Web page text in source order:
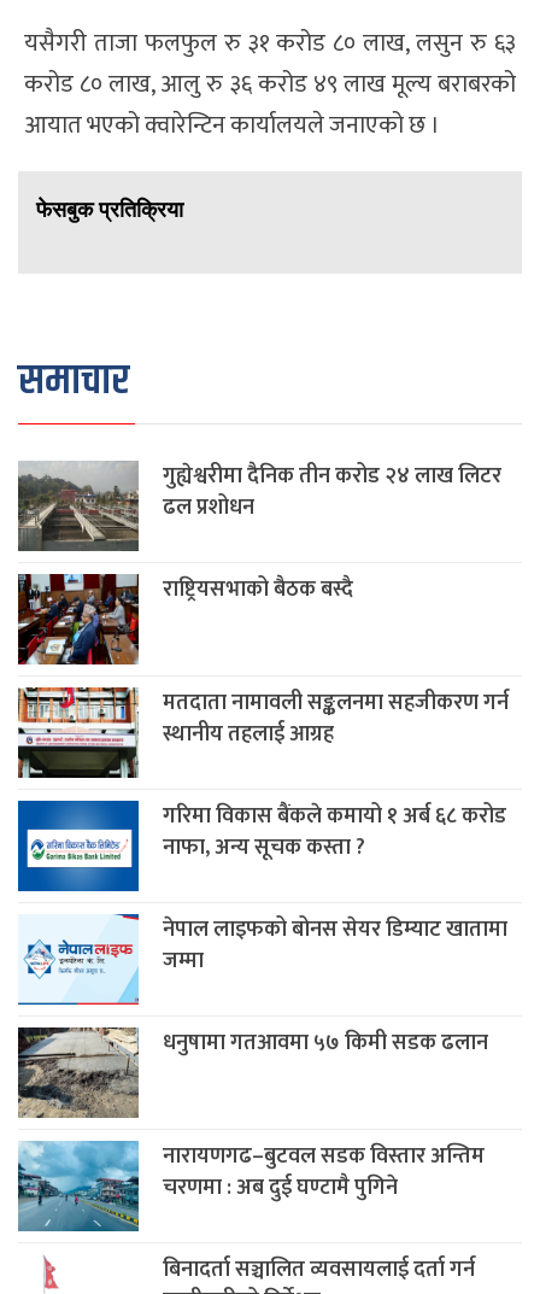
यसैगरी ताजा फलफुल रु ३१ करोड ८० लाख, लसुन रु ६३
करोड ८० लाख, आलु रु ३६ करोड ४९ लाख मूल्य बराबरको
आयात भएको क्वारेन्टिन कार्यालयले जनाएको छ ।
फेसबुक प्रतिक्रिया
समाचार
गुह्येश्वरीमा दैनिक तीन करोड २४ लाख लिटर
ढल प्रशोधन
राष्ट्रियसभाको बैठक बस्दै
मतदाता नामावली सङ्कलनमा सहजीकरण गर्न
स्थानीय तहलाई आग्रह
गरिमा विकास बैंकले कमायो १ अर्ब ६८ करोड
नाफा, अन्य सूचक कस्ता ?
नेपाल लाइफको बोनस सेयर डिम्याट खातामा
जम्मा
धनुषामा गतआवमा ५७ किमी सडक ढलान
नारायणगढ–बुटवल सडक विस्तार अन्तिम
चरणमा : अब दुई घण्टामै पुगिने
बिनादर्ता सञ्चालित व्यवसायलाई दर्ता गर्न